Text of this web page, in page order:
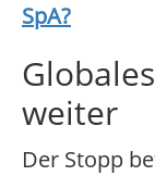
SpA?
weiter
Der Stopp